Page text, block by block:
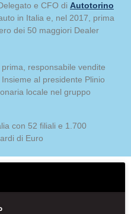
e CFO di Autotorino
in Italia e, nel 2017, prima
dei 50 maggiori Dealer
responsabile vendite
al presidente Plinio
locale nel gruppo
con 52 filiali e 1.700
di Euro